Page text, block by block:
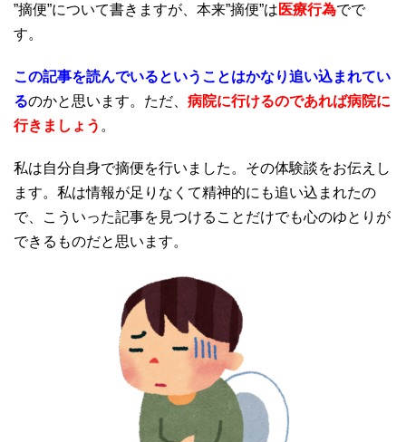
”摘便”について書きますが、本来”摘便”は 医療行為でで
す。
この記事を読んでいるということはかなり追い込まれてい
るのかと思います。ただ、 病院に行けるのであれば病院に
行きましょう 。
私は自分自身で摘便を行いました。その体験談をお伝えし
ます。私は情報が足りなくて精神的にも追い込まれたの
で、こういった記事を見つけることだけでも心のゆとりが
できるものだと思います。